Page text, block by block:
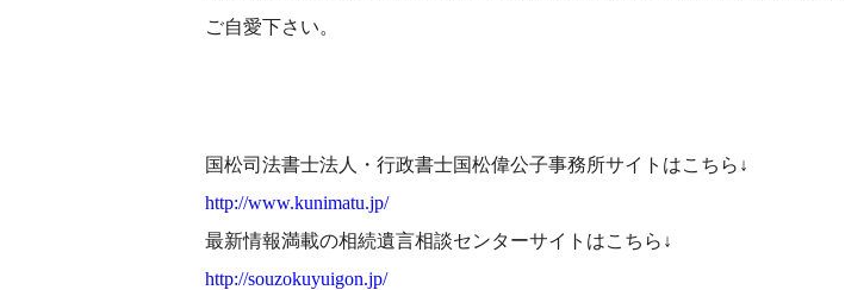
ご自愛下さい。
国松司法書士法人・行政書士国松偉公子事務所サイトはこちら↓
http://www.kunimatu.jp/
最新情報満載の相続遺言相談センターサイトはこちら↓
http://souzokuyuigon.jp/